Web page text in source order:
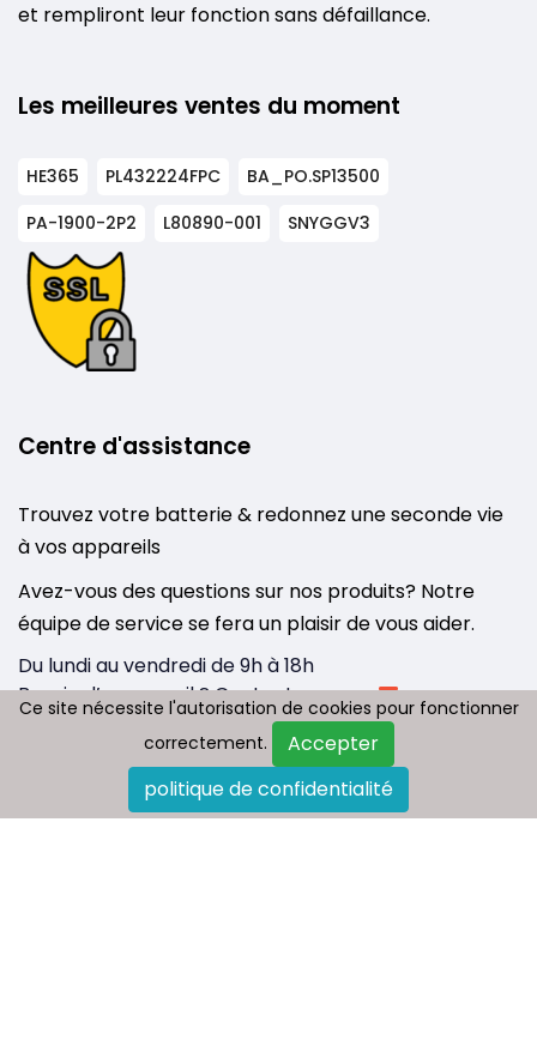
et rempliront leur fonction sans défaillance.
Les meilleures ventes du moment
HE365 PL432224FPC
BA_PO.SP13500
PA-1900-2P2
L80890-001 SNYGGV3
Centre d'assistance
Trouvez votre batterie & redonnez une seconde vie
à vos appareils
Avez-vous des questions sur nos produits? Notre
équipe de service se fera un plaisir de vous aider.
Du lundi au vendredi de 9h à 18h
Besoin d’un conseil ? Contactez-nous :
info@tousbatterie.com
Substack
Ce site nécessite l'autorisation de cookies pour fonctionner
correctement.
Accepter
politique de confidentialité
Ce site nécessite l'autorisation de cookies pour fonctionner
correctement.
Accepter
politique de confidentialité